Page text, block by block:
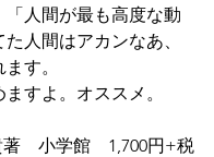
「人間が最も高度な動
人間はアカンなあ、
す。
すよ。オススメ。
　小学館　1,700円+税